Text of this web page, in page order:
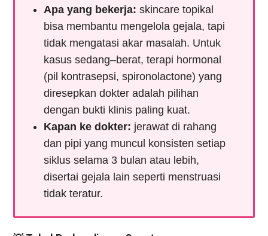
Apa yang bekerja: skincare topikal
bisa membantu mengelola gejala, tapi
tidak mengatasi akar masalah. Untuk
kasus sedang–berat, terapi hormonal
(pil kontrasepsi, spironolactone) yang
diresepkan dokter adalah pilihan
dengan bukti klinis paling kuat.
Kapan ke dokter: jerawat di rahang
dan pipi yang muncul konsisten setiap
siklus selama 3 bulan atau lebih,
disertai gejala lain seperti menstruasi
tidak teratur.